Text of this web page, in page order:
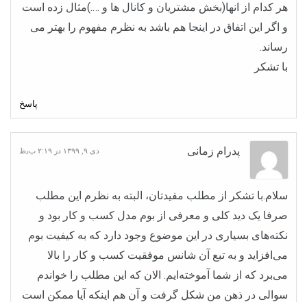
هر کدام از انها(بخش مشتریان و کانال ها و ….)مثال زده است
و اگر این اتفاق در اینجا هم باشد به نظرم مفهوم را بهتر می
رساند.
با تشکر
پاسخ
پدرام زمانی دی ۹, ۱۳۹۹ در ۲:۱۹ ب٫ظ
سلام.با تشکر از مطلب مفیدتان، البته به نظرم این مطلب
صرفا یک دید کلی و معرفی از بوم مدل کسب و کار بود و
نکته‌های بسیاری در این موضوع وجود دارد که به کیفیت بوم
می‌افزاید و به تبع آن شانس موفقیت کسب و کار را بالا
می‌برد که از شما آموخته‌ایم. الان که این مطلب را خواندم
سوالی در ذهن من شکل گرفت و آن هم اینکه آیا ممکن است